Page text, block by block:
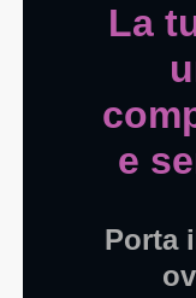
La
e
Porta